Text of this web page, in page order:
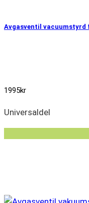
Avgasventil vacuumstyrd
1995kr
Universaldel